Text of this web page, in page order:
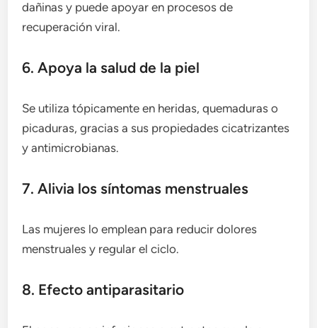
dañinas y puede apoyar en procesos de
recuperación viral.
6. Apoya la salud de la piel
Se utiliza tópicamente en heridas, quemaduras o
picaduras, gracias a sus propiedades cicatrizantes
y antimicrobianas.
7. Alivia los síntomas menstruales
Las mujeres lo emplean para reducir dolores
menstruales y regular el ciclo.
8. Efecto antiparasitario